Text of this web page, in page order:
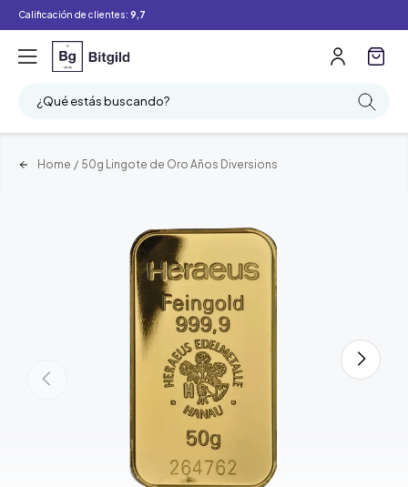
Calificación de clientes: 9,7
¿Qué estás buscando?
Home / 50g Lingote de Oro Años Diversions